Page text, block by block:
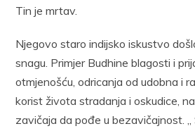
Tin je mrtav.
Njegovo staro indijsko iskustvo
snagu. Primjer Budhine blagosti i
otmjenošću, odricanja od udobna i
korist života stradanja i oskudice,
zavičaja da pođe u bezavičajnost. „